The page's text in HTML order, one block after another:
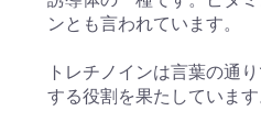
ンとも言われています。
トレチノインは言葉の通
する役割を果たしています